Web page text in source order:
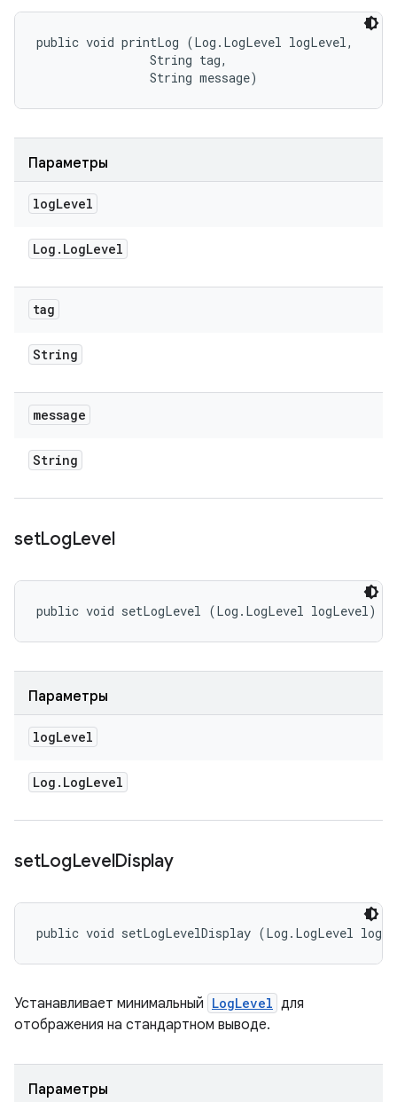
public void printLog (Log.LogLevel logLevel,
                String tag,
                String message)
Параметры
logLevel
Log . LogLevel
tag
String
message
String
setLogLevel
public void setLogLevel (Log.LogLevel logLevel)
Параметры
logLevel
Log . LogLevel
setLogLevelDisplay
public void setLogLevelDisplay (Log.LogLevel
Устанавливает минимальный LogLevel для
отображения на стандартном выводе.
Параметры